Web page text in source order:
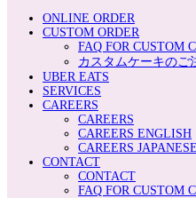
ONLINE ORDER
CUSTOM ORDER
FAQ FOR CUSTOM
カスタムケーキのご
UBER EATS
SERVICES
CAREERS
CAREERS
CAREERS ENGLISH
CAREERS JAPANESE
CONTACT
CONTACT
FAQ FOR CUSTOM